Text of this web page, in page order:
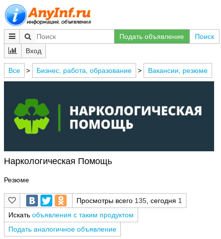
Подать объявление
Поиск
Вход
Все > Бизнес, работа, образование > Вакансии, резюме
Наркологическая Помощь
Резюме
Просмотры всего 135 , сегодня 1
Искать объявления с таким продуктом
Подать аналогичное объявление